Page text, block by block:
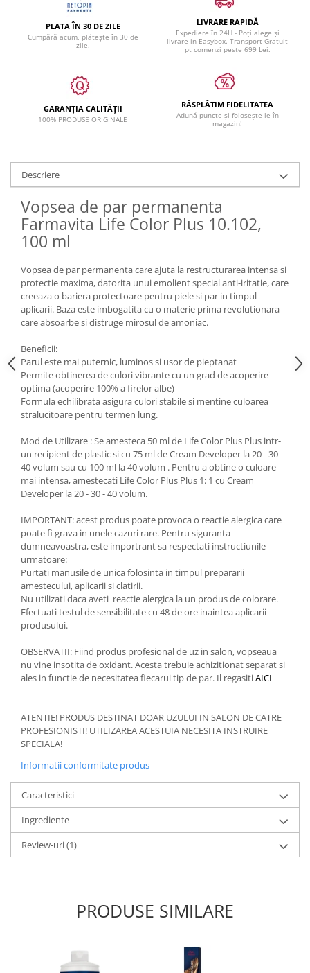
PLATA ÎN 30 DE ZILE
Cumpără acum, plătește în 30 de
zile.
LIVRARE RAPIDĂ
Expediere în 24H - Poți alege și
livrare in Easybox. Transport Gratuit
pt comenzi peste 699 Lei.
GARANȚIA CALITĂȚII
100% PRODUSE ORIGINALE
RĂSPLĂTIM FIDELITATEA
Adună puncte și folosește-le în
magazin!
Descriere
Vopsea de par permanenta
Farmavita Life Color Plus 10.102,
100 ml
Vopsea de par permanenta care ajuta la restructurarea intensa si
protectie maxima, datorita unui emolient special anti-iritatie, care
creeaza o bariera protectoare pentru piele si par in timpul
aplicarii. Baza este imbogatita cu o materie prima revolutionara
care absoarbe si distruge mirosul de amoniac.
Beneficii:
Parul este mai puternic, luminos si usor de pieptanat
Permite obtinerea de culori vibrante cu un grad de acoperire
optima (acoperire 100% a firelor albe)
Formula echilibrata asigura culori stabile si mentine culoarea
stralucitoare pentru termen lung.
Mod de Utilizare : Se amesteca 50 ml de Life Color Plus Plus intr-
un recipient de plastic si cu 75 ml de Cream Developer la 20 - 30 -
40 volum sau cu 100 ml la 40 volum . Pentru a obtine o culoare
mai intensa, amestecati Life Color Plus Plus 1: 1 cu Cream
Developer la 20 - 30 - 40 volum.
IMPORTANT: acest produs poate provoca o reactie alergica care
poate fi grava in unele cazuri rare. Pentru siguranta
dumneavoastra, este importrant sa respectati instructiunile
urmatoare:
Purtati manusile de unica folosinta in timpul prepararii
amestecului, aplicarii si clatirii.
Nu utilizati daca aveti reactie alergica la un produs de colorare.
Efectuati testul de sensibilitate cu 48 de ore inaintea aplicarii
produsului.
OBSERVATII: Fiind produs profesional de uz in salon, vopseaua
nu vine insotita de oxidant. Acesta trebuie achizitionat separat si
ales in functie de necesitatea fiecarui tip de par. Il regasitiAICI
ATENTIE! PRODUS DESTINAT DOAR UZULUI IN SALON DE CATRE
PROFESIONISTI! UTILIZAREA ACESTUIA NECESITA INSTRUIRE
SPECIALA!
Informatii conformitate produs
Caracteristici
Ingrediente
Review-uri(1)
PRODUSE SIMILARE